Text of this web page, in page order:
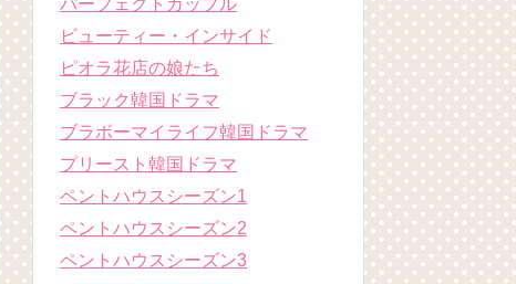
パーフェクトカップル
ビューティー・インサイド
ピオラ花店の娘たち
ブラック韓国ドラマ
ブラボーマイライフ韓国ドラマ
プリースト韓国ドラマ
ペントハウスシーズン1
ペントハウスシーズン2
ペントハウスシーズン3